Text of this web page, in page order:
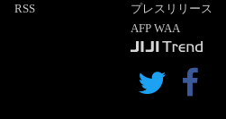
RSS
プレスリリース
AFP WAA